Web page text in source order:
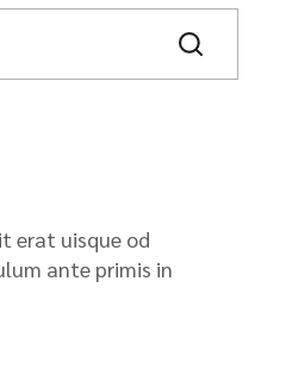
erat uisque od
ante primis in